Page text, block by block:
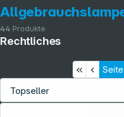
44 Produkte
Seite
Rechtliches